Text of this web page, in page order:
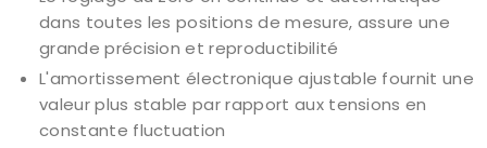
dans toutes les positions de mesure, assure une
grande précision et reproductibilité
L'amortissement électronique ajustable fournit une
valeur plus stable par rapport aux tensions en
constante fluctuation